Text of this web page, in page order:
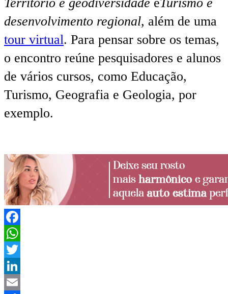
Território e geodiversidade eTurismo e
desenvolvimento regional, além de uma
tour virtual. Para pensar sobre os temas,
o encontro reúne pesquisadores e alunos
de vários cursos, como Educação,
Turismo, Geografia e Geologia, por
exemplo.
Facebook
WhatsApp
Twitter
LinkedIn